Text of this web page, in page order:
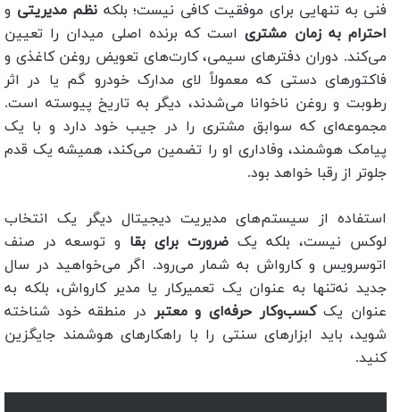
فنی به تنهایی برای موفقیت کافی نیست؛ بلکه نظم مدیریتی و
احترام به زمان مشتریاست که برنده اصلی میدان را تعیین
می‌کند. دوران دفترهای سیمی، کارت‌های تعویض روغن کاغذی و
فاکتورهای دستی که معمولاً لای مدارک خودرو گم یا در اثر
رطوبت و روغن ناخوانا می‌شدند، دیگر به تاریخ پیوسته است.
مجموعه‌ای که سوابق مشتری را در جیب خود دارد و با یک
پیامک هوشمند، وفاداری او را تضمین می‌کند، همیشه یک قدم
جلوتر از رقبا خواهد بود.
استفاده از سیستم‌های مدیریت دیجیتال دیگر یک انتخاب
لوکس نیست، بلکه یک ضرورت برای بقا و توسعه در صنف
اتوسرویس و کارواش به شمار می‌رود. اگر می‌خواهید در سال
جدید نه‌تنها به عنوان یک تعمیرکار یا مدیر کارواش، بلکه به
عنوان یککسب‌وکار حرفه‌ای و معتبر در منطقه خود شناخته
شوید، باید ابزارهای سنتی را با راهکارهای هوشمند جایگزین
کنید.